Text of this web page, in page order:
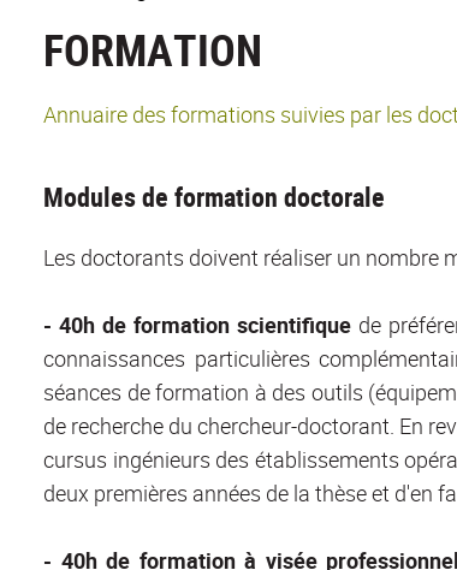
FORMATION
Annuaire des formations suivies par les
Modules de formation doctorale
Les doctorants doivent réaliser un nombre
- 40h de formation scientifique de
connaissances particulières
séances de formation à des outils
de recherche du chercheur-doctorant. En
cursus ingénieurs des établissements
deux premières années de la thèse et d'en
- 40h de formation à visée